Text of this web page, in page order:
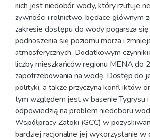
nich jest niedobór wody, który rzutuje
żywności i rolnictwo, będące głównym
zakresie dostępu do wody pogarsza
podnoszenia się poziomu morza i
atmosferycznych. Dodatkowym
liczby mieszkańców regionu MENA do
zapotrzebowania na wodę. Dostęp do
polityki, a także przyczyną konfl iktów
tym względem jest w basenie Tygrysu
odpowiedzią na problem niedoboru
Współpracy Zatoki (GCC) w
bardziej racjonalne jej wykorzystanie w